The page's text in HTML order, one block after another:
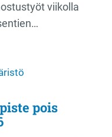
viikolla
pois